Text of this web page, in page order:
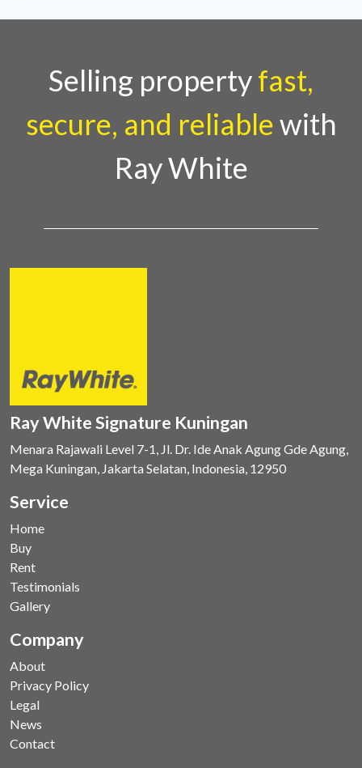
Selling propertyfast,
secure, and reliablewith
Ray White
Ray White Signature Kuningan
Menara Rajawali Level 7-1, Jl. Dr. Ide Anak Agung Gde Agung,
Mega Kuningan, Jakarta Selatan, Indonesia, 12950
Service
Home
Buy
Rent
Testimonials
Gallery
Company
About
Privacy Policy
Legal
News
Contact